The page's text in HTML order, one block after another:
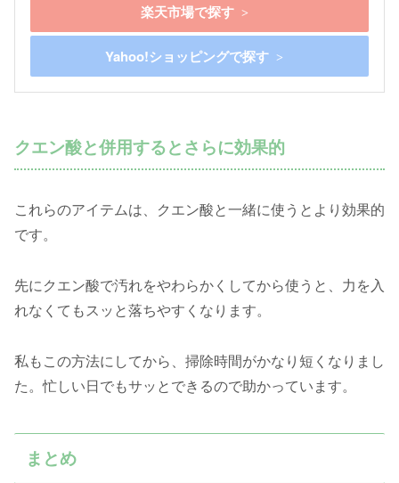
楽天市場で探す
Yahoo!ショッピングで探す
クエン酸と併用するとさらに効果的
これらのアイテムは、クエン酸と一緒に使うとより効果的
です。
先にクエン酸で汚れをやわらかくしてから使うと、力を入
れなくてもスッと落ちやすくなります。
私もこの方法にしてから、掃除時間がかなり短くなりまし
た。忙しい日でもサッとできるので助かっています。
まとめ